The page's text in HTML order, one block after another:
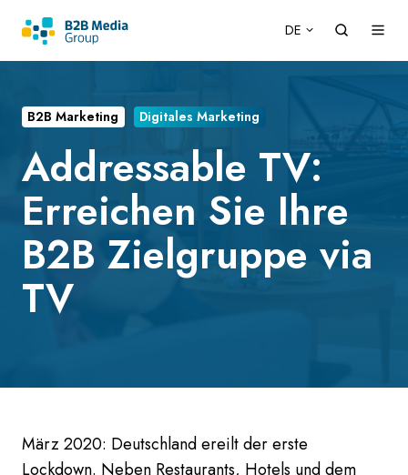
DE
B2B Marketing Digitales Marketing
Addressable TV:
Erreichen Sie Ihre
B2B Zielgruppe via
TV
März 2020: Deutschland ereilt der erste
Lockdown. Neben Restaurants, Hotels und dem